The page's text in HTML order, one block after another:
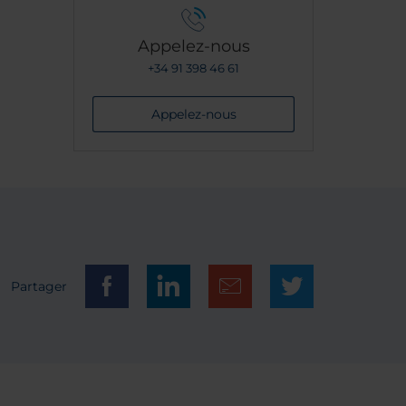
Appelez-nous
+34 91 398 46 61
Appelez-nous
Partager